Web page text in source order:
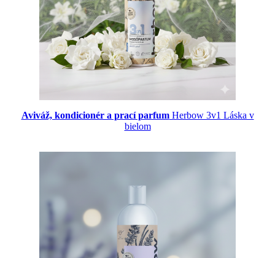
Aviváž, kondicionér a prací parfumHerbow 3v1 Láska v
bielom